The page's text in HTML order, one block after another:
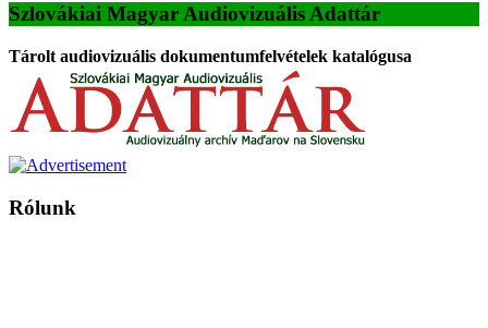
Szlovákiai Magyar Audiovizuális Adattár
Tárolt audiovizuális dokumentumfelvételek katalógusa
Rólunk